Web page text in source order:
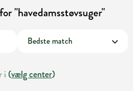
"havedamsstøvsuger"
i (vælg center)